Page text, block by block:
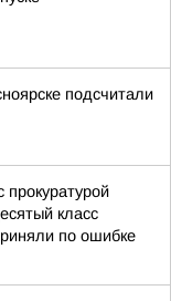
подсчитали
класс
по ошибке